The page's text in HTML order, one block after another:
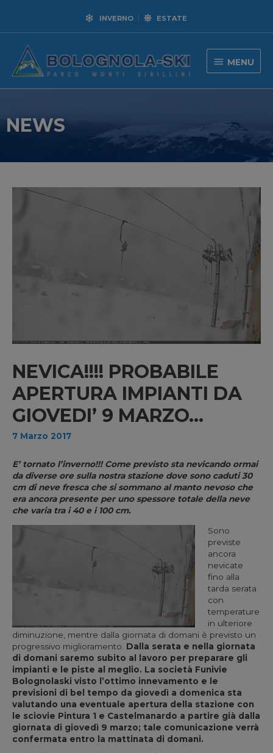
INVERNO ESTATE
MENU
NEWS
NEVICA!!!! PROBABILE
APERTURA IMPIANTI DA
GIOVEDI’ 9 MARZO…
7 Marzo 2017
E’ tornato l’inverno!!! Come previsto sta nevicando ormai
da diverse ore sulla nostra stazione dove sono caduti 30
cm di neve fresca che si sommano al manto nevoso che
era ancora presente per uno spessore totale della neve
che varia tra i 40 e i 100 cm.
Sono
previste
ancora
nevicate
fino alla
tarda serata
con
temperature
in ulteriore
diminuzione, mentre dalla giornata di domani è previsto un
progressivo miglioramento. Dalla serata e nella giornata
di domani saremo subito al lavoro per preparare gli
impianti e le piste al meglio. La società Funivie
Bolognolaski visto l’ottimo innevamento e le
previsioni di bel tempo da giovedì a domenica sta
valutando una eventuale apertura della stazione con
le sciovie Pintura 1 e Castelmanardo a partire già dalla
giornata di giovedì 9 marzo; tale comunicazione verrà
confermata entro la mattinata di domani.